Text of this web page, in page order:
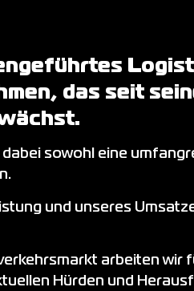
das seit
sowohl eine
und unseres
arbeiten
Hürden und